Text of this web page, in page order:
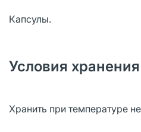
Капсулы.
Условия хранения
Хранить при температуре